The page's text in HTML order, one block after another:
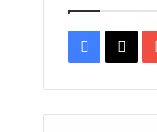
Facebook
X